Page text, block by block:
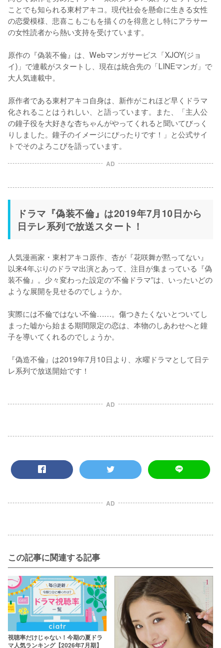
ことでも知られる東村アキコ。現代社会を懸命に生きる女性
の恋愛模様、悲喜こもごもを描くのを得意とし特にアラサー
の女性読者から熱い支持を受けています。
原作の『偽装不倫』は、Webマンガサービス「XJOY(ジョ
イ)」で連載がスタートし、現在は統合先の「LINEマンガ」で
大人気連載中。
原作者である東村アキコ自身は、新作がこれほど早くドラマ
化されることはうれしい、と語っています。また、「主人公
の鐘子役を大好きな杏ちゃんがやってくれると聞いてびっく
りしました。鐘子のイメージにぴったりです！」と公式サイ
トでそのよろこびを語っています。
AD
ドラマ『偽装不倫』は2019年7月10日から
日テレ系列で放送スタート！
人気漫画家・東村アキコ原作、杏が『花咲舞が黙ってない』
以来4年ぶりのドラマ出演とあって、注目が集まっている『偽
装不倫』。少々変わった設定の“不倫ドラマ”は、いったいどの
ような展開を見せるのでしょうか。
実際には不倫ではない不倫……。傷つきたくないとついてし
まった嘘から始まる期間限定の恋は、本物のしあわせへと鐘
子を導いてくれるのでしょうか。
『偽造不倫』は2019年7月10日より、水曜ドラマとして日テ
レ系列で放送開始です！
AD
AD
この記事に関連する記事
視聴率だけじゃない！今期の夏ドラ
マ人気ランキング【2026年7月期】